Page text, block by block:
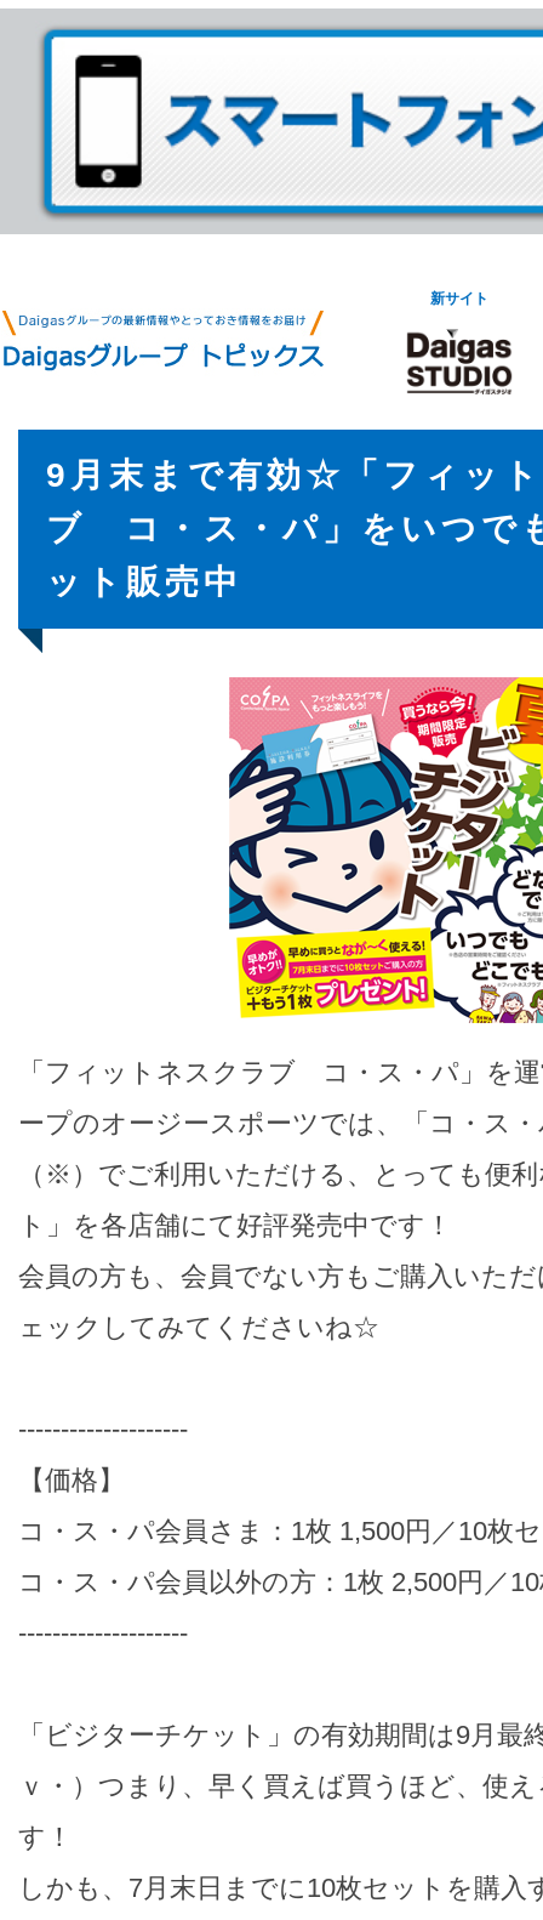
新サイト
9月末まで有効☆「フィッ
ブ コ・ス・パ」をいつで
ット販売中
「フィットネスクラブ コ・ス・パ」を
ープのオージースポーツでは、「コ・ス
（※）でご利用いただける、とっても便
ト」を各店舗にて好評発売中です！
会員の方も、会員でない方もご購入いた
ェックしてみてくださいね☆
--------------------
【価格】
コ・ス・パ会員さま：1枚 1,500円／10枚
コ・ス・パ会員以外の方：1枚 2,500円／
--------------------
「ビジターチケット」の有効期間は9月最
ｖ・）つまり、早く買えば買うほど、使
す！
しかも、7月末日までに10枚セットを購入